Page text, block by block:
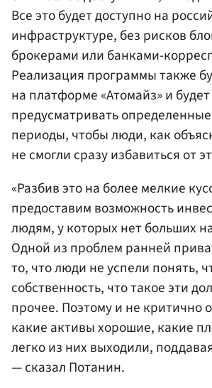
Все это будет доступно на
инфраструктуре, без рисков
брокерами или банками-
Реализация программы также
на платформе «Атомайз» и будет
предусматривать
периоды, чтобы люди, как
не смогли сразу избавиться от
«Разбив это на более мелкие
предоставим возможность
людям, у которых нет больших
Одной из проблем ранней
то, что люди не успели понять,
собственность, что такое эти
прочее. Поэтому и не критично
какие активы хорошие, какие
легко из них выходили,
— сказал Потанин.